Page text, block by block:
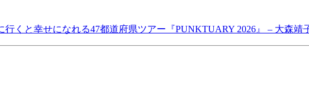
くと幸せになれる47都道府県ツアー『PUNKTUARY 2026』 – 大森靖